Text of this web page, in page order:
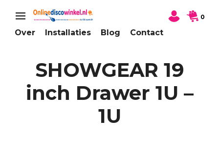
Over Installaties Blog Contact
0
SHOWGEAR 19
inch Drawer 1U –
1U